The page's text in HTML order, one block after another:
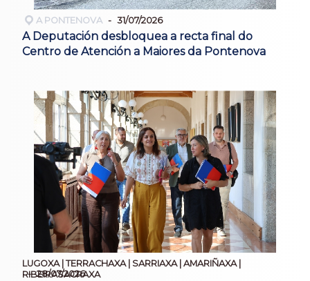
A PONTENOVA 31/07/2026
A Deputación desbloquea a recta final do
Centro de Atención a Maiores da Pontenova
LUGOXA | TERRACHAXA | SARRIAXA | AMARIÑAXA |
RIBEIRASACRAXA
28/07/2026